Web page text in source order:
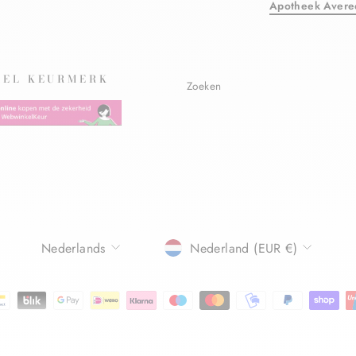
Apotheek
KEURMERK Zoeken
TAAL
Nederlands Nederland (EUR €)